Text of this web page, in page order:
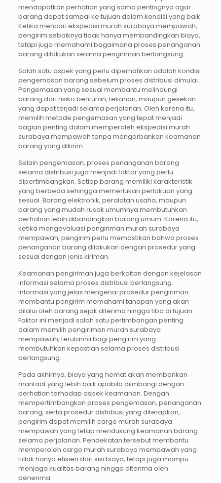
mendapatkan perhatian yang sama pentingnya agar
barang dapat sampai ke tujuan dalam kondisi yang baik.
Ketika mencari ekspedisi murah surabaya mempawah,
pengirim sebaiknya tidak hanya membandingkan biaya,
tetapi juga memahami bagaimana proses penanganan
barang dilakukan selama pengiriman berlangsung.
Salah satu aspek yang perlu diperhatikan adalah kondisi
pengemasan barang sebelum proses distribusi dimulai.
Pengemasan yang sesuai membantu melindungi
barang dari risiko benturan, tekanan, maupun gesekan
yang dapat terjadi selama perjalanan. Oleh karena itu,
memilih metode pengemasan yang tepat menjadi
bagian penting dalam memperoleh ekspedisi murah
surabaya mempawah tanpa mengorbankan keamanan
barang yang dikirim.
Selain pengemasan, proses penanganan barang
selama distribusi juga menjadi faktor yang perlu
dipertimbangkan. Setiap barang memiliki karakteristik
yang berbeda sehingga memerlukan perlakuan yang
sesuai. Barang elektronik, peralatan usaha, maupun
barang yang mudah rusak umumnya membutuhkan
perhatian lebih dibandingkan barang umum. Karena itu,
ketika mengevaluasi pengiriman murah surabaya
mempawah, pengirim perlu memastikan bahwa proses
penanganan barang dilakukan dengan prosedur yang
sesuai dengan jenis kiriman.
Keamanan pengiriman juga berkaitan dengan kejelasan
informasi selama proses distribusi berlangsung.
Informasi yang jelas mengenai prosedur pengiriman
membantu pengirim memahami tahapan yang akan
dilalui oleh barang sejak diterima hingga tiba di tujuan.
Faktor ini menjadi salah satu pertimbangan penting
dalam memilih pengiriman murah surabaya
mempawah, terutama bagi pengirim yang
membutuhkan kepastian selama proses distribusi
berlangsung.
Pada akhirnya, biaya yang hemat akan memberikan
manfaat yang lebih baik apabila diimbangi dengan
perhatian terhadap aspek keamanan. Dengan
mempertimbangkan proses pengemasan, penanganan
barang, serta prosedur distribusi yang diterapkan,
pengirim dapat memilih cargo murah surabaya
mempawah yang tetap mendukung keamanan barang
selama perjalanan. Pendekatan tersebut membantu
memperoleh cargo murah surabaya mempawah yang
tidak hanya efisien dari sisi biaya, tetapi juga mampu
menjaga kualitas barang hingga diterima oleh
penerima.